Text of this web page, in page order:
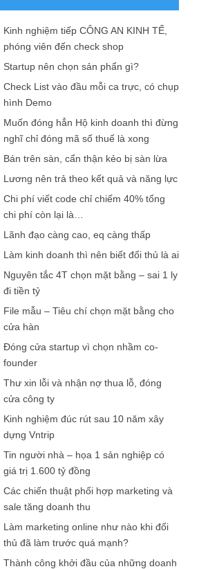
Kinh nghiệm tiếp CÔNG AN KINH TẾ,
phóng viên đến check shop
Startup nên chọn sản phẩn gì?
Check List vào đầu mỗi ca trực, có chụp
hình Demo
Muốn đóng hẳn Hộ kinh doanh thì đừng
nghĩ chỉ đóng mã số thuế là xong
Bán trên sàn, cẩn thận kẻo bị sàn lừa
Lương nên trả theo kết quả và năng lực
Chi phí viết code chỉ chiếm 40% tổng
chi phí còn lại là…
Lãnh đạo càng cao, eq càng thấp
Làm kinh doanh thì nên biết đối thủ là ai
Nguyên tắc 4T chọn mặt bằng – sai 1 ly
đi tiền tỷ
File mẫu – Tiêu chí chọn mặt bằng cho
cửa hàn
Đóng cửa startup vì chọn nhầm co-
founder
Thư xin lỗi và nhận nợ thua lỗ, đóng
cửa công ty
Kinh nghiệm đúc rút sau 10 năm xây
dựng Vntrip
Tin người nhà – họa 1 sản nghiệp có
giá trị 1.600 tỷ đồng
Các chiến thuật phối hợp marketing và
sale tăng doanh thu
Làm marketing online như nào khi đối
thủ đã làm trước quá mạnh?
Thành công khởi đầu của những doanh